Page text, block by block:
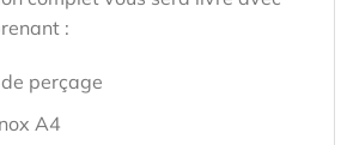
:
perçage
A4